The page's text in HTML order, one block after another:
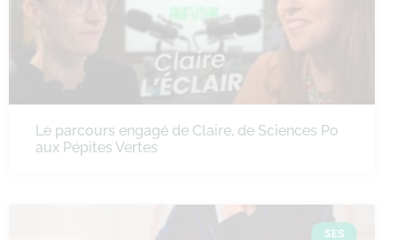
Le parcours engagé de Claire, de Sciences Po
aux Pépites Vertes
SES